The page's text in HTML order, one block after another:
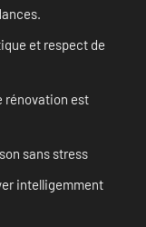
et respect de
rénovation est
sans stress
intelligemment